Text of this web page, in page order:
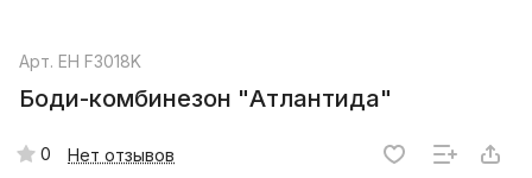
Арт. EH F3018K
Боди-комбинезон "Атлантида"
0 Нет отзывов